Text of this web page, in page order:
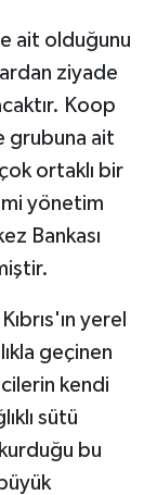
ait olduğunu
ziyade
Koop
grubuna ait
ortaklı bir
yönetim
Bankası
yerel
geçinen
kendi
sütü
bu